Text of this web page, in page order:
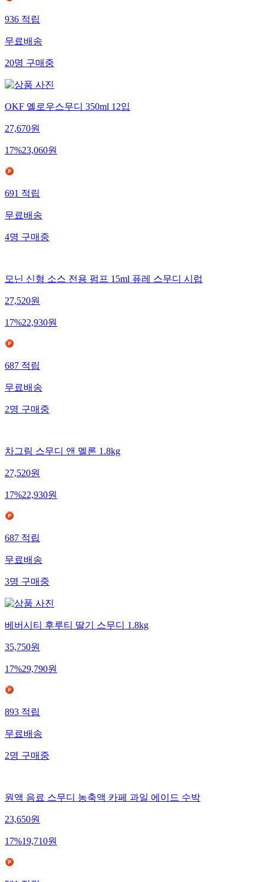
936적립
무료배송
20명구매중
OKF 옐로우스무디 350ml 12입
27,670원
17%23,060원
691적립
무료배송
4명구매중
모닌 신형 소스 전용 펌프 15ml 퓨레 스무디 시럽
27,520원
17%22,930원
687적립
무료배송
2명구매중
차그림 스무디 앤 멜론 1.8kg
27,520원
17%22,930원
687적립
무료배송
3명구매중
베버시티 후루티 딸기 스무디 1.8kg
35,750원
17%29,790원
893적립
무료배송
2명구매중
원액 음료 스무디 농축액 카페 과일 에이드 수박
23,650원
17%19,710원